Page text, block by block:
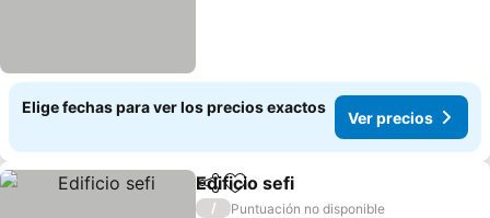
Elige fechas para ver los precios exactos
Ver precios
CompartirAgregar a favoritos
Edificio sefi
/
Puntuación no disponible